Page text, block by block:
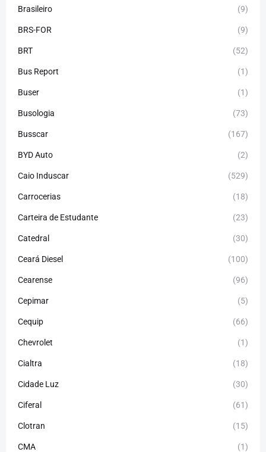
Brasileiro (9)
BRS-FOR (9)
BRT (52)
Bus Report (1)
Buser (1)
Busologia (73)
Busscar (167)
BYD Auto (2)
Caio Induscar (529)
Carrocerias (18)
Carteira de Estudante (23)
Catedral (30)
Ceará Diesel (100)
Cearense (96)
Cepimar (5)
Cequip (66)
Chevrolet (1)
Cialtra (18)
Cidade Luz (30)
Ciferal (61)
Clotran (15)
CMA (1)